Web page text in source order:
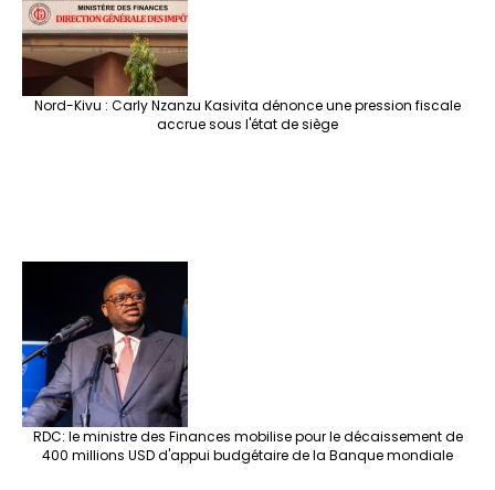
Nord-Kivu : Carly Nzanzu Kasivita dénonce une pression fiscale
accrue sous l'état de siège
RDC: le ministre des Finances mobilise pour le décaissement de
400 millions USD d'appui budgétaire de la Banque mondiale